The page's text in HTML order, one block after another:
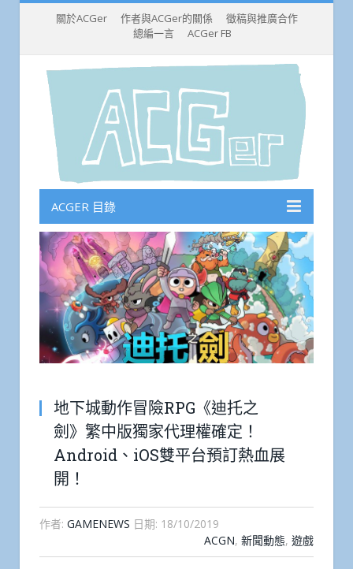
關於ACGer 作者與ACGer的關係
徵稿與推廣合作
總編一言
ACGer FB
ACGER 目錄
地下城動作冒險RPG《迪托之
劍》繁中版獨家代理權確定！
Android、iOS雙平台預訂熱血展
開！
作者: GAMENEWS 日期: 18/10/2019
ACGN, 新聞動態, 遊戲